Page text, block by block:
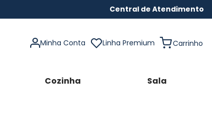
Central de Atendimento
Minha Conta Linha Premium
Cozinha Sala